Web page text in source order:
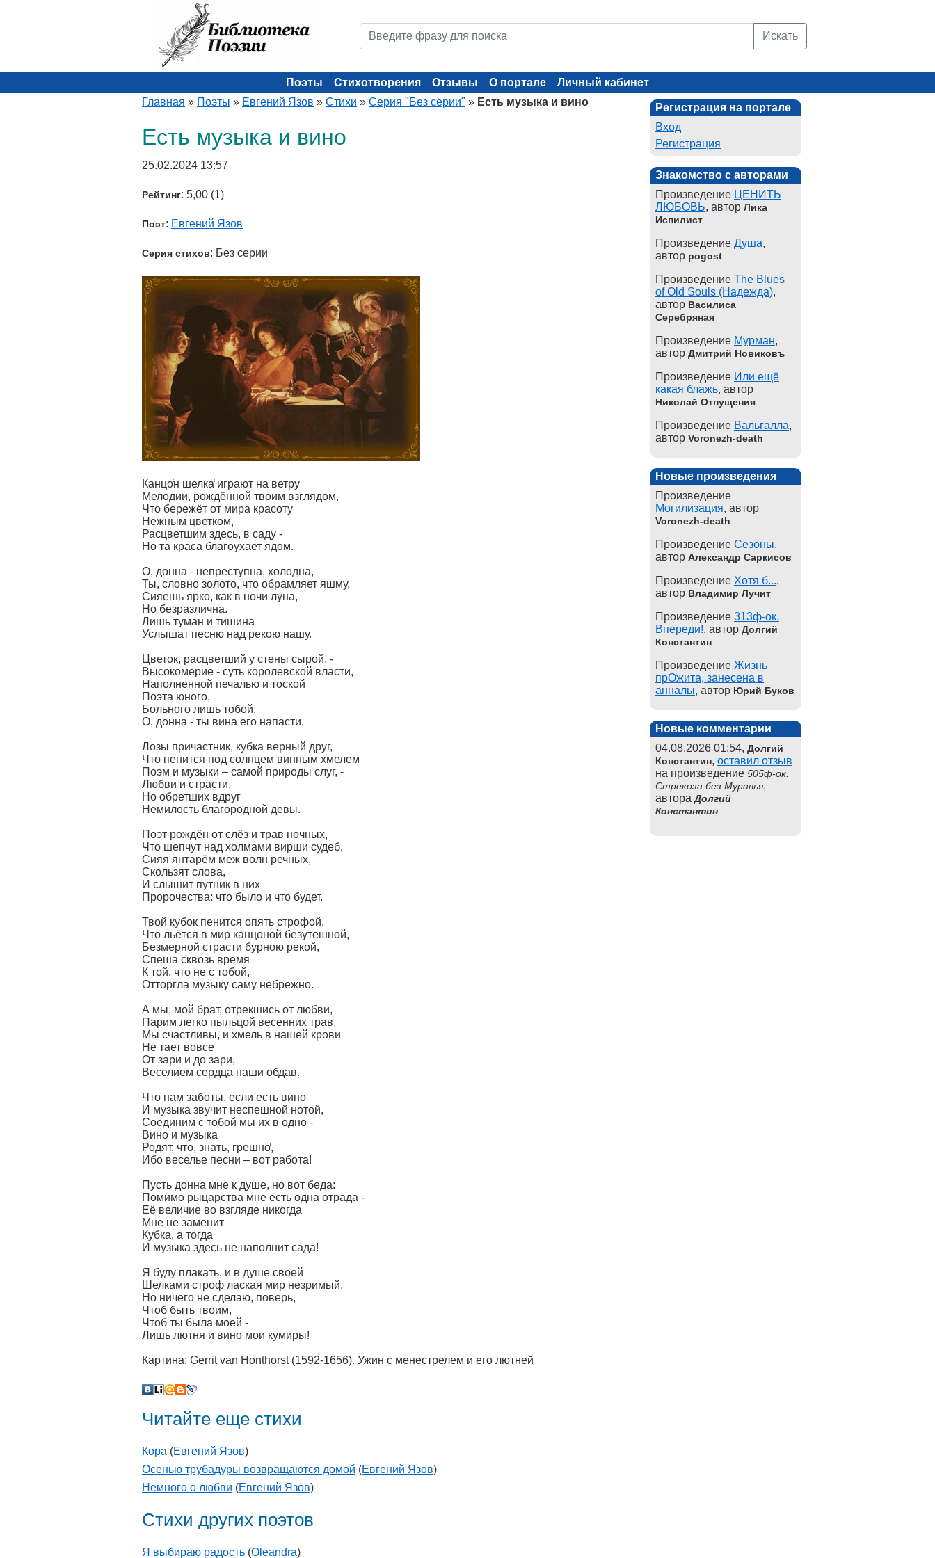
Искать
Поэты Стихотворения Отзывы О портале
Личный кабинет
Главная » Поэты » Евгений Язов » Стихи » Серия "Без серии" » Есть музыка и вино
Есть музыка и вино
25.02.2024 13:57
Рейтинг: 5,00 (1)
Поэт: Евгений Язов
Серия стихов: Без серии
Канцо̒н шелка̒ играют на ветру
Мелодии, рождённой твоим взглядом,
Что бережёт от мира красоту
Нежным цветком,
Расцветшим здесь, в саду -
Но та краса благоухает ядом.
О, донна - непреступна, холодна,
Ты, словно золото, что обрамляет яшму,
Сияешь ярко, как в ночи луна,
Но безразлична.
Лишь туман и тишина
Услышат песню над рекою нашу.
Цветок, расцветший у стены сырой, -
Высокомерие - суть королевской власти,
Наполненной печалью и тоской
Поэта юного,
Больного лишь тобой,
О, донна - ты вина его напасти.
Лозы причастник, кубка верный друг,
Что пенится под солнцем винным хмелем
Поэм и музыки – самой природы слуг, -
Любви и страсти,
Но обретших вдруг
Немилость благородной девы.
Поэт рождён от слёз и трав ночных,
Что шепчут над холмами вирши судеб,
Сияя янтарём меж волн речных,
Скользят слова,
И слышит путник в них
Пророчества: что было и что будет.
Твой кубок пенится опять строфой,
Что льётся в мир канцоной безутешной,
Безмерной страсти бурною рекой,
Спеша сквозь время
К той, что не с тобой,
Отторгла музыку саму небрежно.
А мы, мой брат, отрекшись от любви,
Парим легко пыльцой весенних трав,
Мы счастливы, и хмель в нашей крови
Не тает вовсе
От зари и до зари,
Веселием сердца наши обдав.
Что нам заботы, если есть вино
И музыка звучит неспешной нотой,
Соединим с тобой мы их в одно -
Вино и музыка
Родят, что, знать, грешно̒,
Ибо веселье песни – вот работа!
Пусть донна мне к душе, но вот беда:
Помимо рыцарства мне есть одна отрада -
Её величие во взгляде никогда
Мне не заменит
Кубка, а тогда
И музыка здесь не наполнит сада!
Я буду плакать, и в душе своей
Шелками строф лаская мир незримый,
Но ничего не сделаю, поверь,
Чтоб быть твоим,
Чтоб ты была моей -
Лишь лютня и вино мои кумиры!
Картина: Gerrit van Honthorst (1592-1656). Ужин с менестрелем и его лютней
Читайте еще стихи
Кора (Евгений Язов)
Осенью трубадуры возвращаются домой (Евгений Язов)
Немного о любви (Евгений Язов)
Стихи других поэтов
Я выбираю радость (Oleandra)
Регистрация на портале
Вход
Регистрация
Знакомство с авторами
Произведение ЦЕНИТЬ
ЛЮБОВЬ, автор Лика
Испилист
Произведение Душа,
автор pogost
Произведение The Blues
of Old Souls (Надежда),
автор Василиса
Серебряная
Произведение Мурман,
автор Дмитрий Новиковъ
Произведение Или ещё
какая блажь, автор
Николай Отпущения
Произведение Вальгалла,
автор Voronezh-death
Новые произведения
Произведение
Могилизация, автор
Voronezh-death
Произведение Сезоны,
автор Александр Саркисов
Произведение Хотя б...,
автор Владимир Лучит
Произведение 313ф-ок.
Впереди!, автор Долгий
Константин
Произведение Жизнь
прОжита, занесена в
анналы, автор Юрий Буков
Новые комментарии
04.08.2026 01:54, Долгий
Константин, оставил отзыв
на произведение 505ф-ок.
Стрекоза без Муравья,
автораДолгий
Константин